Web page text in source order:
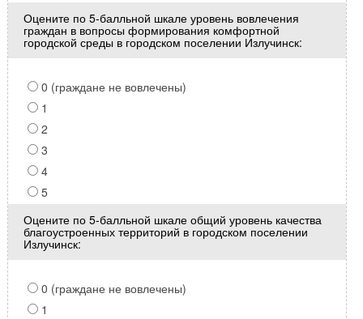
Оцените по 5-балльной шкале уровень вовлечения
граждан в вопросы формирования комфортной
городской среды в городском поселении Излучинск:
0 (граждане не вовлечены)
1
2
3
4
5
Оцените по 5-балльной шкале общий уровень качества
благоустроенных территорий в городском поселении
Излучинск:
0 (граждане не вовлечены)
1